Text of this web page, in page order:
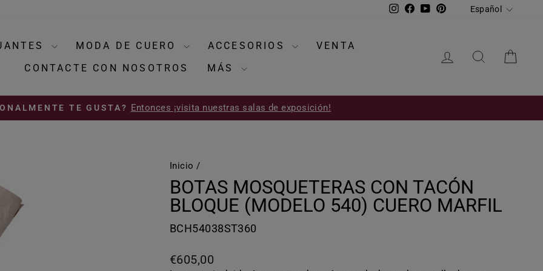
Instagram
Facebook
YouTubePinterestIDIOMA
Español
MODA DE CUERO ACCESORIOS
VENTA
CONTACTE CON NOSOTROS
MÁS
INGRESAR
BUSCAR
diapositivas
TE GUSTA? Entonces ¡visita nuestras salas de exposición!
Inicio /
BOTAS MOSQUETERAS CON TACÓN
BLOQUE (MODELO 540) CUERO MARFIL
BCH54038ST360
Precio
€605,00